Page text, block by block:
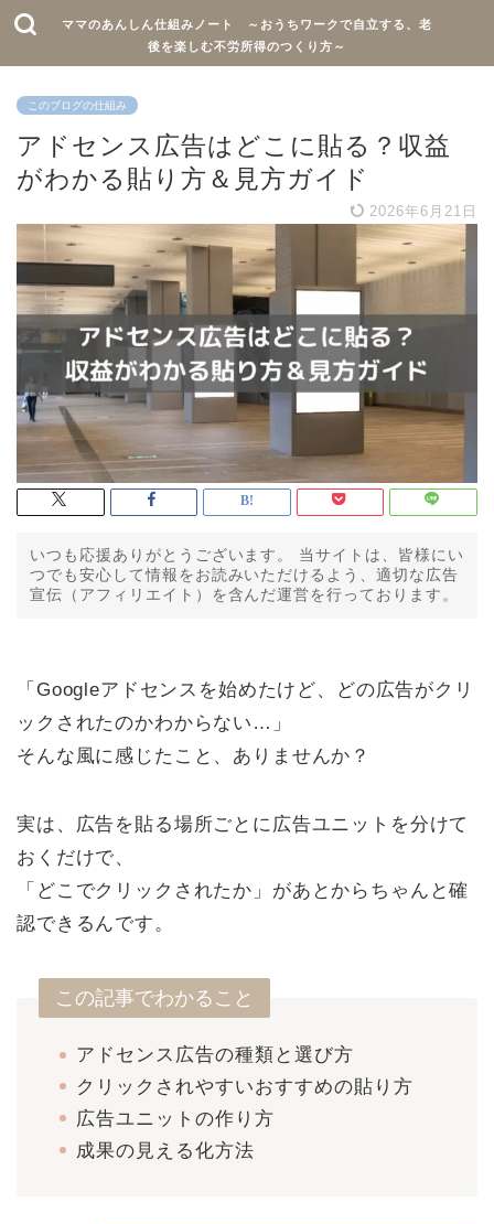
ママのあんしん仕組みノート ～おうちワークで自立する、老
後を楽しむ不労所得のつくり方～
このブログの仕組み
アドセンス広告はどこに貼る？収益
がわかる貼り方＆見方ガイド
2026年6月21日
いつも応援ありがとうございます。 当サイトは、皆様にい
つでも安心して情報をお読みいただけるよう、適切な広告
宣伝（アフィリエイト）を含んだ運営を行っております。
「Googleアドセンスを始めたけど、どの広告がクリ
ックされたのかわからない…」
そんな風に感じたこと、ありませんか？
実は、広告を貼る場所ごとに広告ユニットを分けて
おくだけで、
「どこでクリックされたか」があとからちゃんと確
認できるんです。
この記事でわかること
アドセンス広告の種類と選び方
クリックされやすいおすすめの貼り方
広告ユニットの作り方
成果の見える化方法